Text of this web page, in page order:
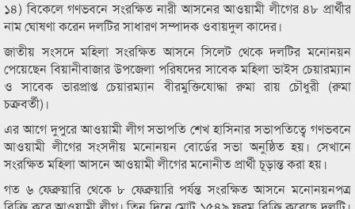
১৪) বিকেলে গণভবনে সংরক্ষিত নারী আসনের আওয়ামী লীগের ৪৮ প্রার্থীর
নাম ঘোষণা করেন দলটির সাধারণ সম্পাদক ওবায়দুল কাদের।
জাতীয় সংসদে মহিলা সংরক্ষিত আসনে সিলেট থেকে দলটির মনোনয়ন
পেয়েছেন বিয়ানীবাজার উপজেলা পরিষদের সাবেক মহিলা ভাইস চেয়ারম্যান
ও সাবেক ভারপ্রাপ্ত চেয়ারম্যান বীরমুক্তিযোদ্ধা রুমা রায় চৌধুরী (রুমা
চক্রবর্তী)।
এর আগে দুপুরে আওয়ামী লীগ সভাপতি শেখ হাসিনার সভাপতিত্বে গণভবনে
আওয়ামী লীগের সংসদীয় মনোনয়ন বোর্ডের সভা অনুষ্ঠিত হয়। সেখানে
সংরক্ষিত মহিলা আসনে আওয়ামী লীগের মনোনীত প্রার্থী চূড়ান্ত করা হয়।
গত ৬ ফেব্রুয়ারি থেকে ৮ ফেব্রুয়ারি পর্যন্ত সংরক্ষিত আসনে মনোনয়নপত্র